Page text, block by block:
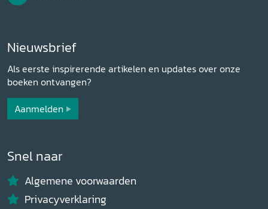
Nieuwsbrief
Als eerste inspirerende artikelen en updates over onze
boeken ontvangen?
Aanmelden
Snel naar
Algemene voorwaarden
Privacyverklaring